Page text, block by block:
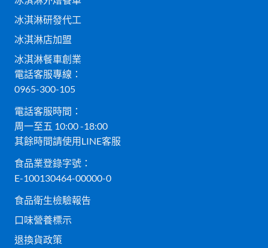
冰淇淋研發代工
冰淇淋店加盟
冰淇淋餐車創業
電話客服專線：
0965-300-105
電話客服時間：
周一至五 10:00 -18:00
其餘時間請使用LINE客服
食品業登錄字號：
E-100130464-00000-0
食品衛生檢驗報告
口味營養標示
退換貨政策